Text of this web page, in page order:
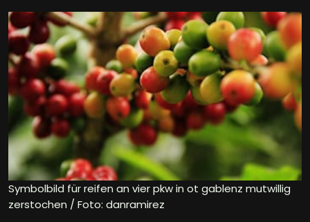
Symbolbild für reifen an vier pkw in ot gablenz mutwillig
zerstochen / Foto: danramirez